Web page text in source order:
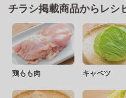
チラシ掲載商品からレシ
鶏もも肉 キャベツ